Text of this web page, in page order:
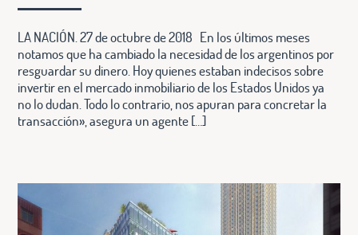
LA NACIÓN. 27 de octubre de 2018 En los últimos meses
notamos que ha cambiado la necesidad de los argentinos por
resguardar su dinero. Hoy quienes estaban indecisos sobre
invertir en el mercado inmobiliario de los Estados Unidos ya
no lo dudan. Todo lo contrario, nos apuran para concretar la
transacción», asegura un agente […]